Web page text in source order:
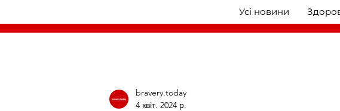
Усі новини
bravery.today
4 квіт. 2024 р.